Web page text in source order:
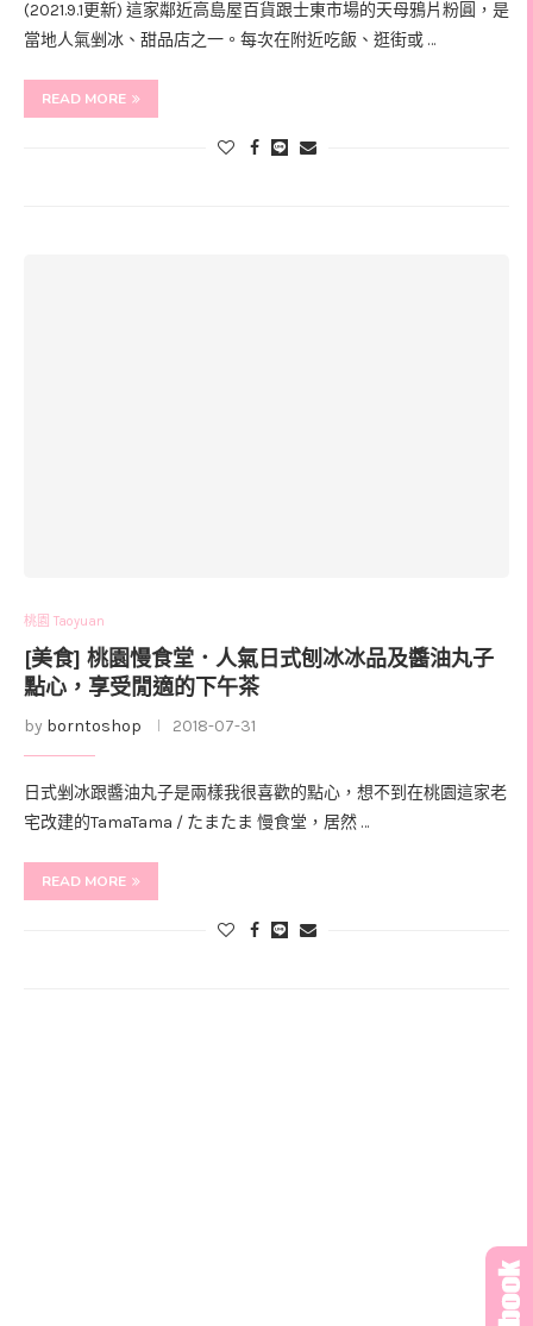
(2021.9.1更新) 這家鄰近高島屋百貨跟士東市場的天母鴉片粉圓，是
當地人氣剉冰、甜品店之一。每次在附近吃飯、逛街或 …
READ MORE
桃園 Taoyuan
[美食] 桃園慢食堂．人氣日式刨冰冰品及醬油丸子
點心，享受閒適的下午茶
by borntoshop 2018-07-31
日式剉冰跟醬油丸子是兩樣我很喜歡的點心，想不到在桃園這家老
宅改建的TamaTama / たまたま 慢食堂，居然 …
READ MORE